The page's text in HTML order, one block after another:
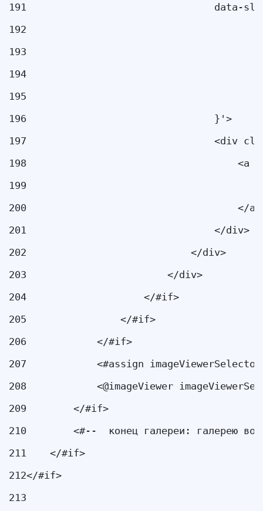
191
data-
192
193
194
195
196
                                }'>
197
<div
198
<a
199
200
</
201
                                </div>
202
                            </div>
203
                        </div>
204
                    </#if>
205
                </#if>
206
            </#if>
207
<#assign
208
<@imageViewer
209
        </#if>
210
<#--  конец галереи: галерею
211
    </#if>
212</#if>
213